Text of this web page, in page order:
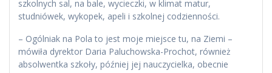
szkolnych sal, na bale, wycieczki, w klimat matur,
studniówek, wykopek, apeli i szkolnej codzienności.
– Ogólniak na Pola to jest moje miejsce tu, na Ziemi –
mówiła dyrektor Daria Paluchowska-Prochot, również
absolwentka szkoły, później jej nauczycielka, obecnie